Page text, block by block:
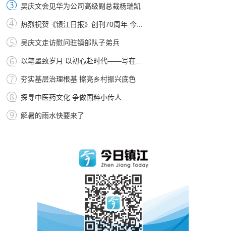
吴庆文会见华为公司高级副总裁杨瑞凯
热烈祝贺《镇江日报》创刊70周年 今...
吴庆文走访慰问驻镇部队子弟兵
以笔墨致岁月 以初心赴时代——写在...
夯实基层治理根基 擦亮乡村振兴底色
探寻中医药文化 争做国粹小传人
解暑的雨水快要来了